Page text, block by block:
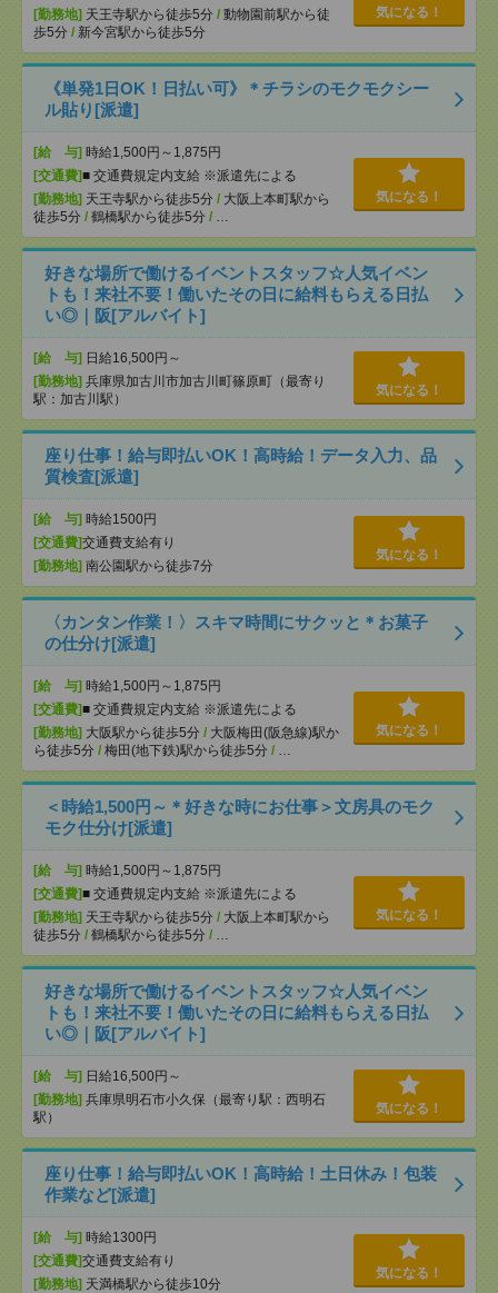
[勤務地] 天王寺駅から徒歩5分 / 動物園前駅から徒
歩5分 / 新今宮駅から徒歩5分
気になる！
《単発1日OK！日払い可》＊チラシのモクモクシー
ル貼り[派遣]
[給 与] 時給1,500円～1,875円
[交通費]■ 交通費規定内支給 ※派遣先による
[勤務地] 天王寺駅から徒歩5分 / 大阪上本町駅から
徒歩5分 / 鶴橋駅から徒歩5分 / …
気になる！
好きな場所で働けるイベントスタッフ☆人気イベン
トも！来社不要！働いたその日に給料もらえる日払
い◎｜阪[アルバイト]
[給 与] 日給16,500円～
[勤務地] 兵庫県加古川市加古川町篠原町（最寄り
駅：加古川駅）
気になる！
座り仕事！給与即払いOK！高時給！データ入力、品
質検査[派遣]
[給 与] 時給1500円
[交通費]交通費支給有り
[勤務地] 南公園駅から徒歩7分
気になる！
〈カンタン作業！〉スキマ時間にサクッと＊お菓子
の仕分け[派遣]
[給 与] 時給1,500円～1,875円
[交通費]■ 交通費規定内支給 ※派遣先による
[勤務地] 大阪駅から徒歩5分 / 大阪梅田(阪急線)駅か
ら徒歩5分 / 梅田(地下鉄)駅から徒歩5分 / …
気になる！
＜時給1,500円～＊好きな時にお仕事＞文房具のモク
モク仕分け[派遣]
[給 与] 時給1,500円～1,875円
[交通費]■ 交通費規定内支給 ※派遣先による
[勤務地] 天王寺駅から徒歩5分 / 大阪上本町駅から
徒歩5分 / 鶴橋駅から徒歩5分 / …
気になる！
好きな場所で働けるイベントスタッフ☆人気イベン
トも！来社不要！働いたその日に給料もらえる日払
い◎｜阪[アルバイト]
[給 与] 日給16,500円～
[勤務地] 兵庫県明石市小久保（最寄り駅：西明石
駅）
気になる！
座り仕事！給与即払いOK！高時給！土日休み！包装
作業など[派遣]
[給 与] 時給1300円
[交通費]交通費支給有り
[勤務地] 天満橋駅から徒歩10分
気になる！